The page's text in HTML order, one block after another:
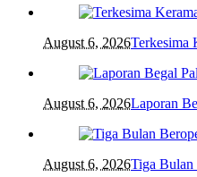
August 6, 2026Terkesima
August 6, 2026Laporan
August 6, 2026Tiga Bulan